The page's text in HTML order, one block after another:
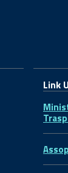
Link